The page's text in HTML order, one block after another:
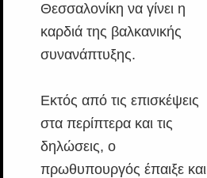
Θεσσαλονίκη να γίνει η
καρδιά της βαλκανικής
συνανάπτυξης.
Εκτός από τις επισκέψεις
στα περίπτερα και τις
δηλώσεις, ο
πρωθυπουργός έπαιξε και